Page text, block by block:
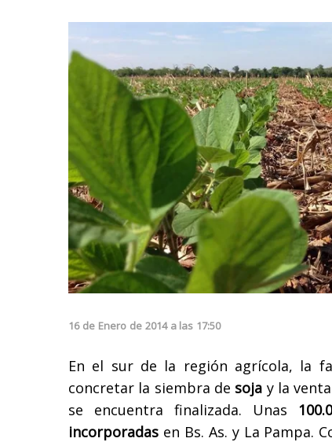
16 de Enero de 2014 a las 17:50
En el sur de la región agrícola, la
concretar la siembra de soja y la
se encuentra finalizada. Unas
incorporadas en Bs. As. y La Pampa.